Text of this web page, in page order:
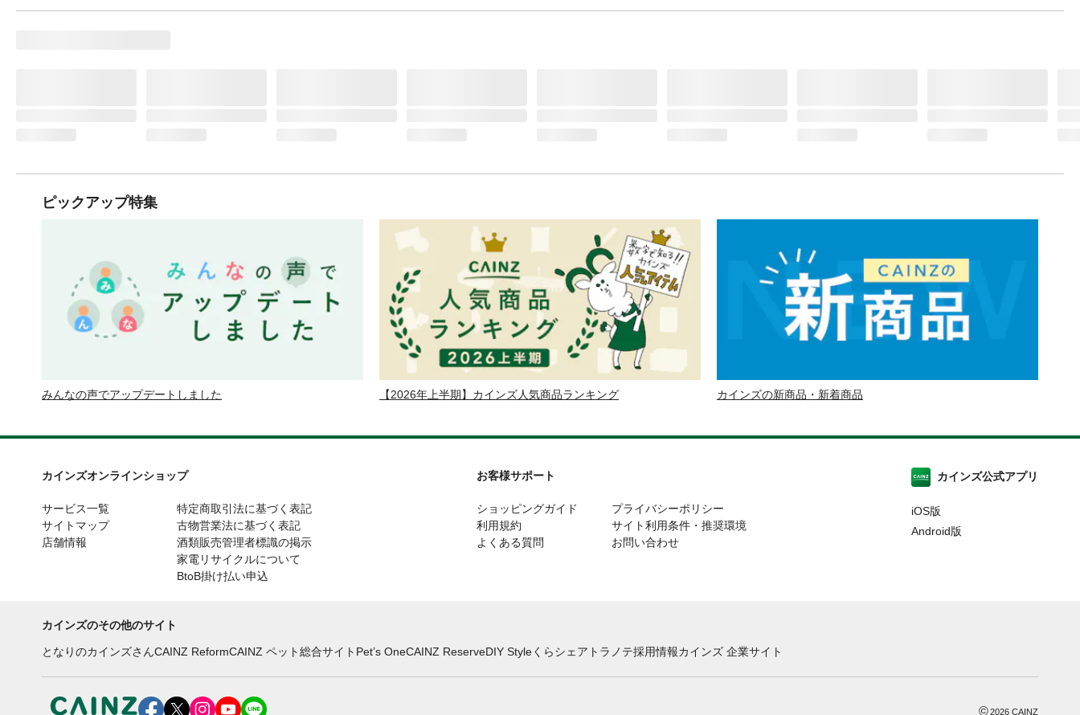
ピックアップ特集
みんなの声でアップデートしました 【2026年上半期】カインズ人気商品ランキング カインズの新商品・新着商品
カインズオンラインショップ
サービス一覧
サイトマップ
店舗情報
特定商取引法に基づく表記
古物営業法に基づく表記
酒類販売管理者標識の掲示
家電リサイクルについて
BtoB掛け払い申込
お客様サポート
ショッピングガイド
利用規約
よくある質問
プライバシーポリシー
サイト利用条件・推奨環境
お問い合わせ
カインズ公式アプリ
iOS版
Android版
カインズのその他のサイト
となりのカインズさんCAINZ ReformCAINZ ペット総合サイト Pet’s OneCAINZ ReserveDIY Styleくらシェア トラノテ採用情報カインズ 企業サイト
©2026 CAINZ